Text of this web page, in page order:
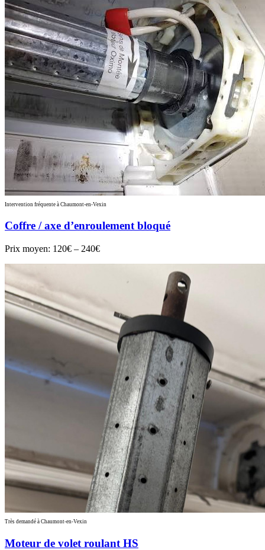
Intervention fréquente à Chaumont-en-Vexin
Coffre / axe d’enroulement bloqué
Prix moyen: 120€ – 240€
Très demandé à Chaumont-en-Vexin
Moteur de volet roulant HS